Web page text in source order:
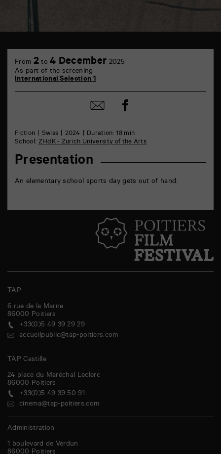
Marne
Fiction Swiss 2024
Duration: 18 min
School:ZHdK - Zurich University of the Arts
Presentation
An elementary school sports day gets out of hand.
From 2to4 December 2025
As part of the screening
International Selection 1
Share
by
Share
on
TAP
6 rue de la Marne
86000 Poitiers
+33(0)5 49 39 29 29
accueilpublic@tap-poitiers.com
TAP Castille
24 place du Maréchal Leclerc
86000 Poitiers
+33(0)5 49 39 50 91
cinema@tap-poitiers.com
Administration
1 boulevard de Verdun